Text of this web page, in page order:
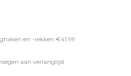
en -rekken €41.99
aan verlanglijst